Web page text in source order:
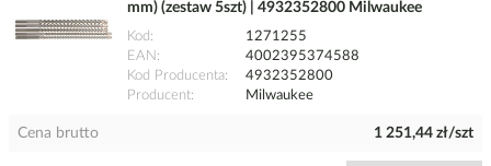
mm) (zestaw 5szt) | 4932352800 Milwaukee
Kod
1271255
EAN
4002395374588
Kod Producenta
4932352800
Producent
Milwaukee
Cena brutto 1 251,44 zł/szt